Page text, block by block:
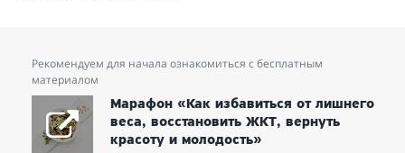
Рекомендуем для начала ознакомиться с бесплатным
материалом
Марафон «Как избавиться от лишнего
веса, восстановить ЖКТ, вернуть
красоту и молодость»